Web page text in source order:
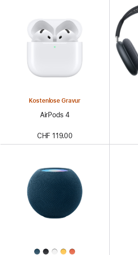
Kostenlose Gravur
AirPods 4
CHF 119.00